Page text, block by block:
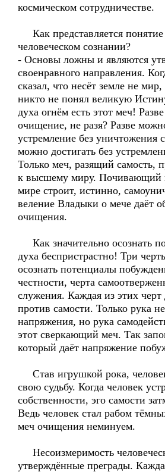
космическом сотрудничестве.
Как представляется
человеческом сознании?
- Основы ложны и являются
своенравного направления.
сказал, что несёт земле не
никто не понял великую
духа огнём есть этот меч!
очищение, не разя? Разве
устремление без уничтожения
можно достигать без
Только меч, разящий самость,
к высшему миру. Почивающий
мире строит, истинно,
веление Владыки о мече даёт
очищения.
Как значительно осознать
духа беспристрастно! Три
осознать потенциалы
честности, черта
служения. Каждая из этих черт
против самости. Только рука
напряжения, но рука
этот сверкающий меч. Так
который даёт напряжение
Став игрушкой рока,
свою судьбу. Когда человек
собственности, эго самости
Ведь человек стал рабом
меч очищения неминуем.
Несоизмеримость
утверждённые преграды.